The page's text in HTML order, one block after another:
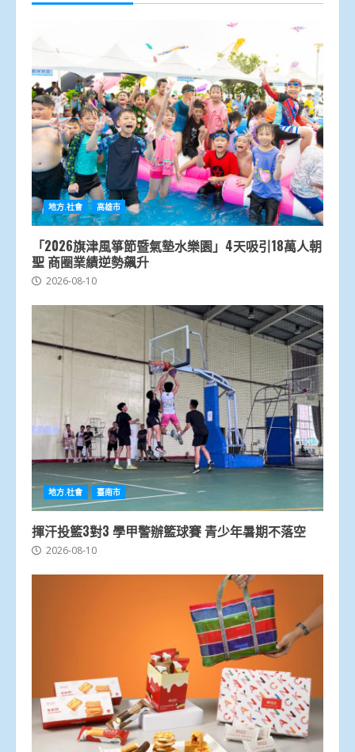
地方.社會 高雄市
「2026旗津風箏節暨氣墊水樂園」4天吸引18萬人朝
聖 商圈業績逆勢飆升
2026-08-10
地方.社會 臺南市
揮汗投籃3對3 學甲警辦籃球賽 青少年暑期不落空
2026-08-10